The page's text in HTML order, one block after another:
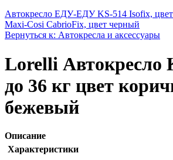
Автокресло ЕДУ-ЕДУ KS-514 Isofix,
Maxi-Cosi CabrioFix, цвет черный
Вернуться к: Автокресла и аксессуары
Lorelli Автокресло
до 36 кг цвет
бежевый
Описание
Характеристики